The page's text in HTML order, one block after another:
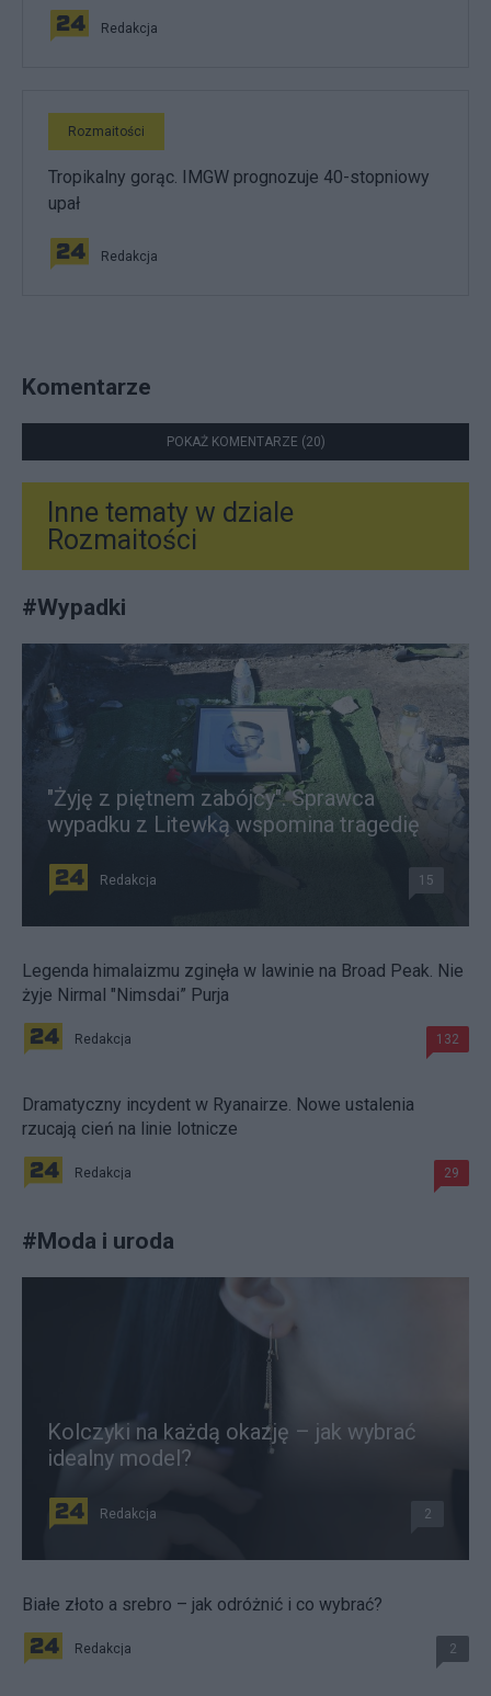
Redakcja
Rozmaitości
Tropikalny gorąc. IMGW prognozuje 40-stopniowy
upał
Redakcja
Komentarze
POKAŻ KOMENTARZE (20)
Inne tematy w dziale
Rozmaitości
#Wypadki
"Żyję z piętnem zabójcy". Sprawca
wypadku z Litewką wspomina tragedię
Redakcja 15
Legenda himalaizmu zginęła w lawinie na Broad Peak. Nie
żyje Nirmal "Nimsdai” Purja
Redakcja 132
Dramatyczny incydent w Ryanairze. Nowe ustalenia
rzucają cień na linie lotnicze
Redakcja 29
#Moda i uroda
Kolczyki na każdą okazję – jak wybrać
idealny model?
Redakcja 2
Białe złoto a srebro – jak odróżnić i co wybrać?
Redakcja 2